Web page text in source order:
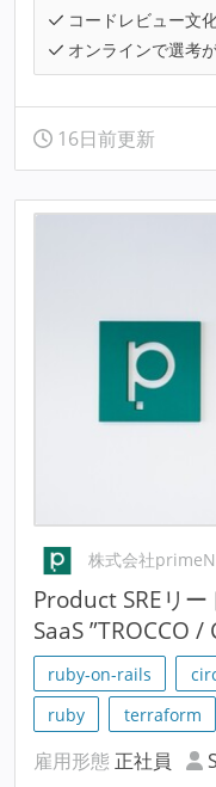
コードレビュー文
オンラインで選考
16日前更新
株式会社
Product SREリ
SaaS ”TROCCO /
ruby-on-rails
ruby
terraform
雇用形態 正社員